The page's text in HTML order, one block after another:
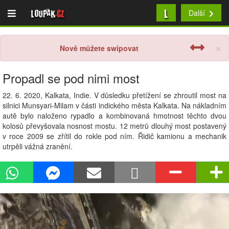
Loupak.cz L Další
×
Nově můžete swipovat
Propadl se pod nimi most
22. 6. 2020, Kalkata, Indie. V důsledku přetížení se zhroutil most na
silnici Munsyari-Milam v části indického města Kalkata. Na nákladním
autě bylo naloženo rypadlo a kombinovaná hmotnost těchto dvou
kolosů převyšovala nosnost mostu. 12 metrů dlouhý most postavený
v roce 2009 se zřítil do rokle pod ním. Řidič kamionu a mechanik
utrpěli vážná zranění.